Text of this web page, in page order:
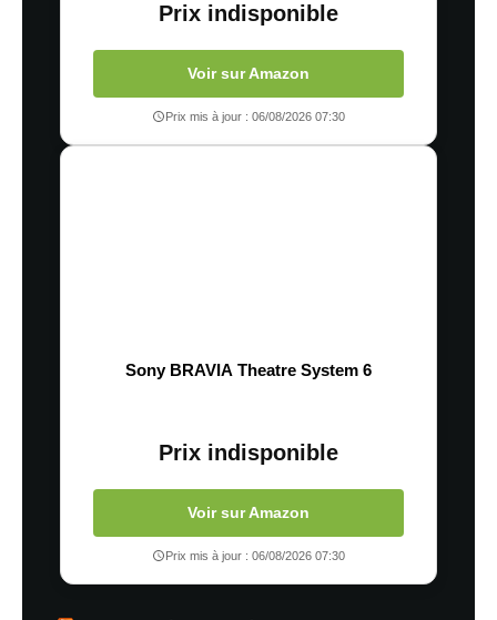
Prix indisponible
Voir sur Amazon
Prix mis à jour : 06/08/2026 07:30
Sony BRAVIA Theatre System 6
Prix indisponible
Voir sur Amazon
Prix mis à jour : 06/08/2026 07:30